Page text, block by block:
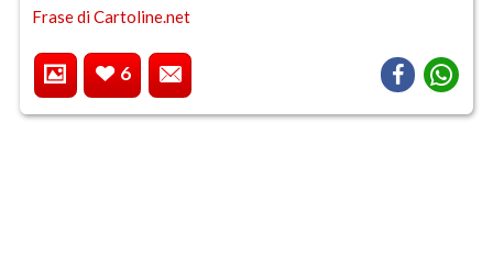
Frase di Cartoline.net
6